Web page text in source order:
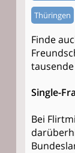
Thüringen
Finde
Single-
Bei